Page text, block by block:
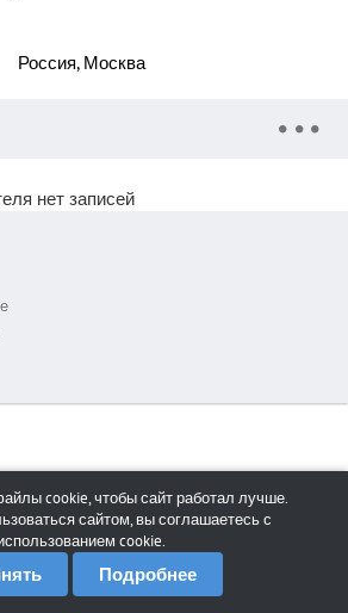
Россия, Москва
нет записей
cookie, чтобы сайт работал лучше.
сайтом, вы соглашаетесь с
cookie.
Подробнее